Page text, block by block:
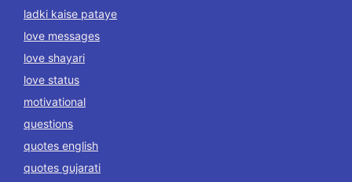
ladki kaise pataye
love messages
love shayari
love status
motivational
questions
quotes english
quotes gujarati